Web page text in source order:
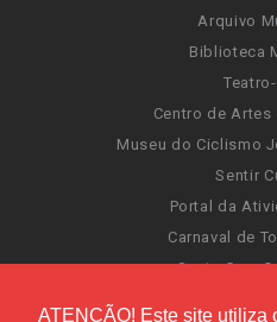
ATENÇÃO! Este site utiliza
Arquivo
Biblioteca
Centro de
Museu do Ciclismo
Sentir
Portal da
Carnaval de
Santa Cruz